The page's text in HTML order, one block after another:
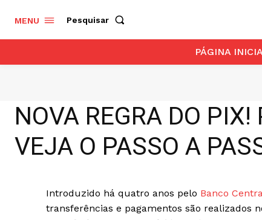
MENU Pesquisar
PÁGINA
NOVA REGRA DO
VEJA O PASSO A
Introduzido há quatro anos pelo Banco
transferências e pagamentos são realizados